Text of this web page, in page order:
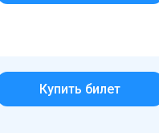
Купить билет